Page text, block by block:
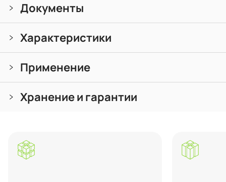
Документы
Характеристики
Применение
Хранение и гарантии